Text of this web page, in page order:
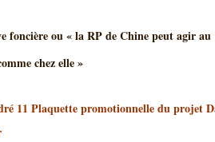
foncière ou « la RP de Chine peut agir au
chez elle »
11 Plaquette promotionnelle du projet